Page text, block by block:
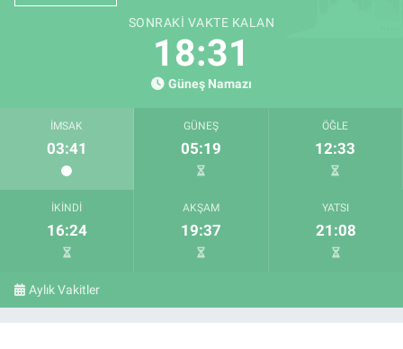
SONRAKI VAKTE KALAN
18:30
Güneş Namazı
İMSAK
03:41
GÜNEŞ
05:19
ÖĞLE
12:33
İKINDI
16:24
AKŞAM
19:37
YATSI
21:08
Aylık Vakitler